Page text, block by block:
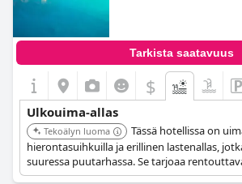
Tarkista saatavuus
$
Ulkouima-allas
Tekoälyn luoma
Tässä hotellissa on
hierontasuihkuilla ja erillinen lastenallas,
suuressa puutarhassa. Se tarjoaa
perheille ja yksilöille.